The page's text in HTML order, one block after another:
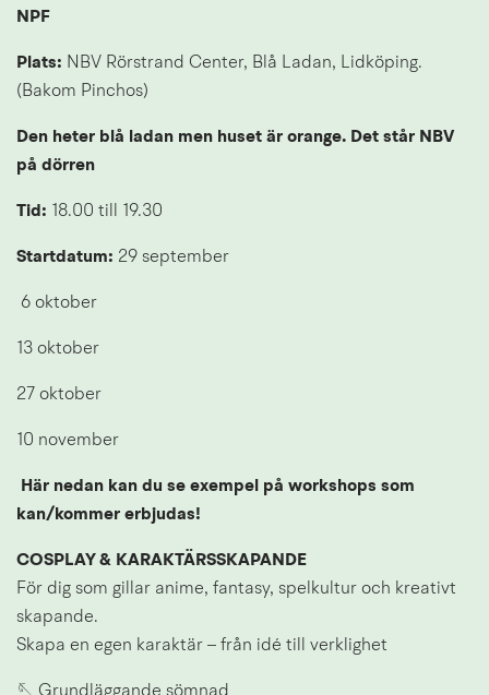
NPF
Plats: NBV Rörstrand Center, Blå Ladan, Lidköping.
(Bakom Pinchos)
Den heter blå ladan men huset är orange. Det står NBV
på dörren
Tid: 18.00 till 19.30
Startdatum: 29 september
6 oktober
13 oktober
27 oktober
10 november
Här nedan kan du se exempel på workshops som
kan/kommer erbjudas!
COSPLAY & KARAKTÄRSSKAPANDE
För dig som gillar anime, fantasy, spelkultur och kreativt
skapande.
Skapa en egen karaktär – från idé till verklighet